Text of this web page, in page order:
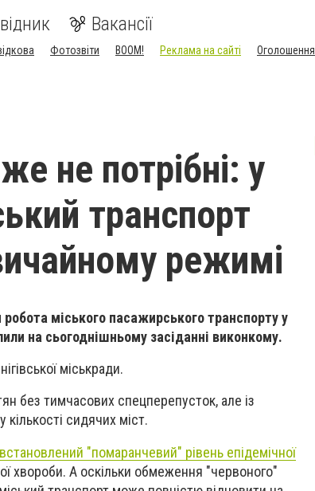
Вакансії
Фотозвіти BOOM! Реклама на сайті
Оголошення
не потрібні: у
транспорт
режимі
міського пасажирського транспорту у
на сьогоднішньому засіданні виконкому.
міськради.
без тимчасових спецперепусток, але із
сидячих міст.
встановлений "помаранчевий" рівень епідемічної
хвороби. А оскільки обмеження "червоного"